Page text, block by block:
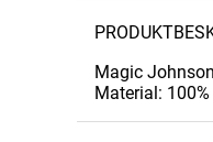
Magic
Material: